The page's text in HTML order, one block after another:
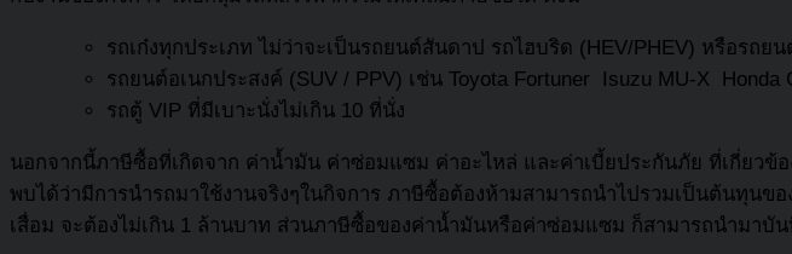
รถเก๋งทุกประเภท ไม่ว่าจะเป็นรถยนต์สันดาป รถไฮบริด (HEV/PHEV) หรือร
รถยนต์อเนกประสงค์ (SUV / PPV) เช่น Toyota Fortuner Isuzu MU-X Honda
รถตู้ VIP ที่มีเบาะนั่งไม่เกิน 10 ที่นั่ง
นอกจากนี้ภาษีซื้อที่เกิดจาก ค่าน้ำมัน ค่าซ่อมแซม ค่าอะไหล่ และค่าเบี้ยประกันภัย ที่เกี่ยวข้
พบได้ว่ามีการนำรถมาใช้งานจริงๆในกิจการ ภาษีซื้อต้องห้ามสามารถนำไปรวมเป็นต้นทุน
เสื่อม จะต้องไม่เกิน 1 ล้านบาท ส่วนภาษีซื้อของค่าน้ำมันหรือค่าซ่อมแซม ก็สามารถนำมาบั